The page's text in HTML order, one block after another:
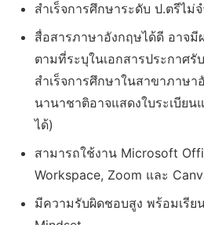
สำเร็จการศึกษาระดับ ป.ตรีไม่
สื่อสารภาษาอังกฤษได้ดี อาจ
ตามที่ระบุในเอกสารประกาศ
สำเร็จการศึกษาในสาขาภาษ
นานาชาติอาจแสดงใบระเบีย
ได้)
สามารถใช้งาน Microsoft
Workspace, Zoom และ
มีความรับผิดชอบสูง พร้อมเรีย